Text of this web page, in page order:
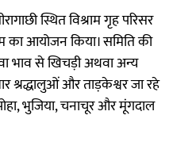
स्थित विश्राम गृह परिसर
का आयोजन किया। समिति की
भाव से खिचड़ी अथवा अन्य
श्रद्धालुओं और ताड़केश्वर जा रहे
भुजिया, चनाचूर और मूंगदाल